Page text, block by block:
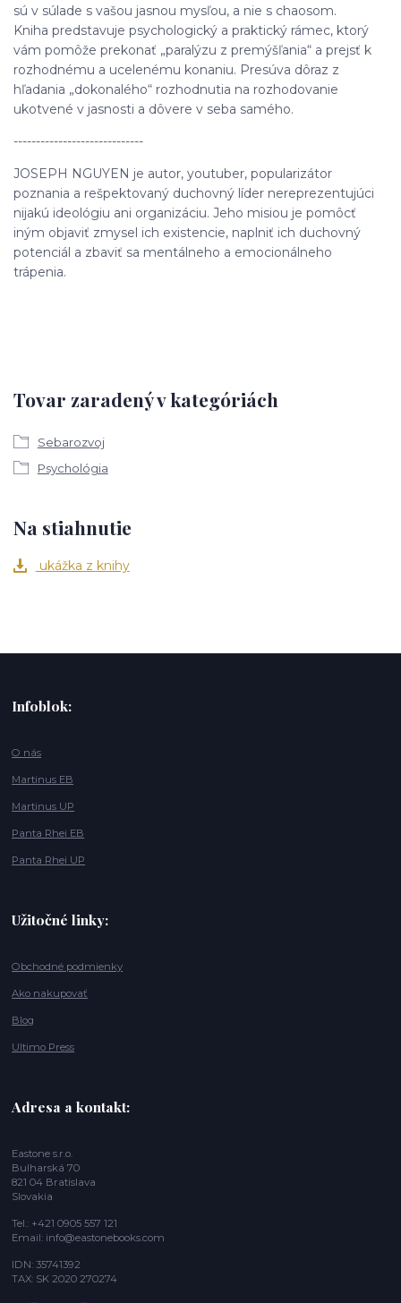
sú v súlade s vašou jasnou mysľou, a nie s chaosom.
Kniha predstavuje psychologický a praktický rámec, ktorý
vám pomôže prekonať „paralýzu z premýšľania“ a prejsť k
rozhodnému a ucelenému konaniu. Presúva dôraz z
hľadania „dokonalého“ rozhodnutia na rozhodovanie
ukotvené v jasnosti a dôvere v seba samého.
-----------------------------
JOSEPH NGUYEN je autor, youtuber, popularizátor
poznania a rešpektovaný duchovný líder nereprezentujúci
nijakú ideológiu ani organizáciu. Jeho misiou je pomôcť
iným objaviť zmysel ich existencie, naplniť ich duchovný
potenciál a zbaviť sa mentálneho a emocionálneho
trápenia.
Tovar zaradený v kategóriách
Sebarozvoj
Psychológia
Na stiahnutie
ukážka z knihy
Infoblok:
O nás
Martinus EB
Martinus UP
Panta Rhei EB
Panta Rhei UP
Užitočné linky:
Obchodné podmienky
Ako nakupovať
Blog
Ultimo Press
Adresa a kontakt:
Eastone s.r.o.
Bulharská 70
821 04 Bratislava
Slovakia
Tel.: +421 0905 557 121
Email: info@eastonebooks.com
IDN: 35741392
TAX: SK 2020 270274